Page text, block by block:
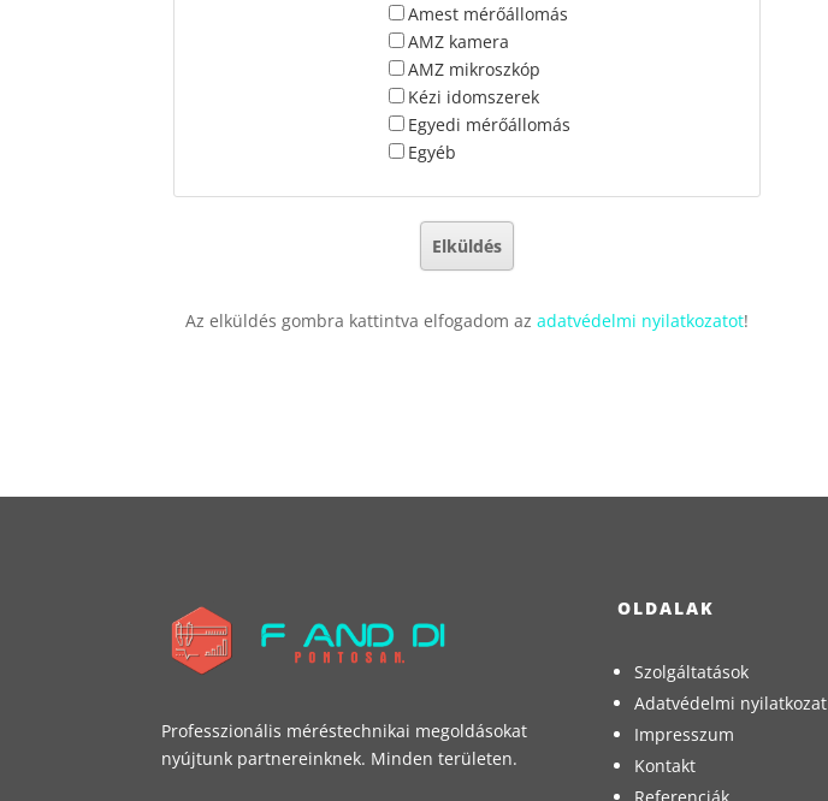
Amest mérőállomás
AMZ kamera
AMZ mikroszkóp
Kézi idomszerek
Egyedi mérőállomás
Egyéb
Az elküldés gombra kattintva elfogadom azadatvédelmi nyilatkozatot!
Professzionális méréstechnikai megoldásokat
nyújtunk partnereinknek. Minden területen.
OLDALAK
Szolgáltatások
Adatvédelmi nyilatkozat
Impresszum
Kontakt